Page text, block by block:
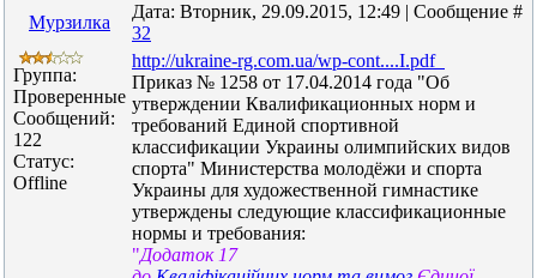
Мурзилка
Дата: Вторник, 29.09.2015, 12:49 | Сообщение #
32
Группа:
Проверенные
Сообщений:
122
Статус:
Offline
http://ukraine-rg.com.ua/wp-cont....I.pdf
Приказ № 1258 от 17.04.2014 года "Об
утверждении Квалификационных норм и
требований Единой спортивной
классификации Украины олимпийских видов
спорта" Министерства молодёжи и спорта
Украины для художественной гимнастике
утверждены следующие классификационные
нормы и требования:
"Додаток 17